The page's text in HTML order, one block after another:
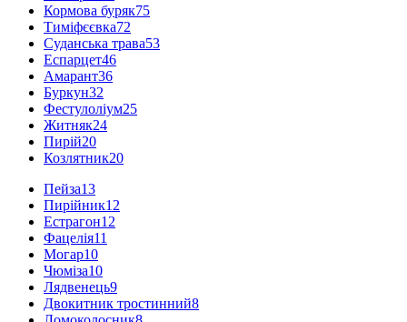
Кормова буряк75
Тиміфєєвка72
Суданська трава53
Еспарцет46
Амарант36
Буркун32
Фестулоліум25
Житняк24
Пирій20
Козлятник20
Пейза13
Пирійник12
Естрагон12
Фацелія11
Могар10
Чюміза10
Лядвенець9
Двокитник тростинний8